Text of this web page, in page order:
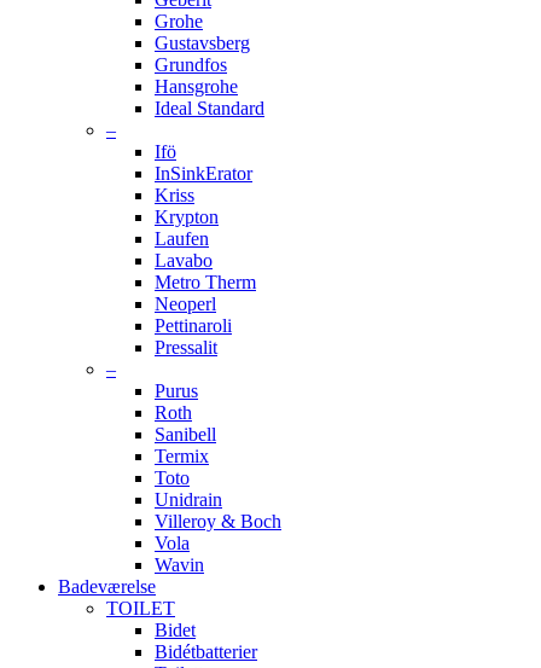
Grohe
Gustavsberg
Grundfos
Hansgrohe
Ideal Standard
–
Ifö
InSinkErator
Kriss
Krypton
Laufen
Lavabo
Metro Therm
Neoperl
Pettinaroli
Pressalit
–
Purus
Roth
Sanibell
Termix
Toto
Unidrain
Villeroy & Boch
Vola
Wavin
Badeværelse
TOILET
Bidet
Bidétbatterier